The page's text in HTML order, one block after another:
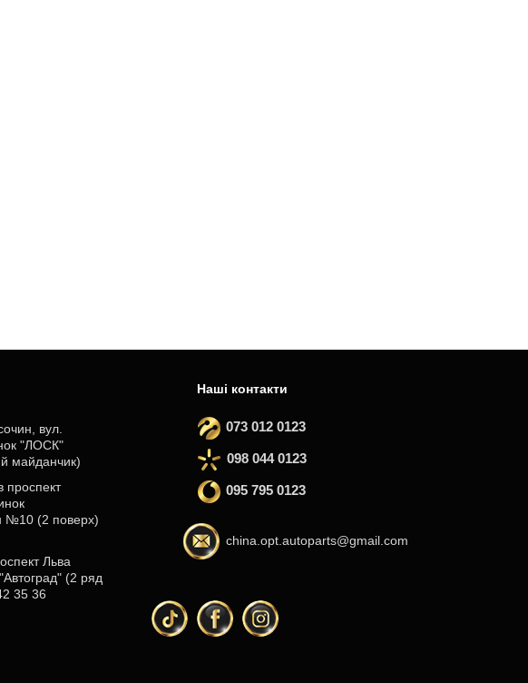
вул.
"ЛОСК"
майданчик)
проспект
№10 (2 поверх)
Льва
(2 ряд
35 36
Наші контакти
073 012 0123
098 044 0123
095 795 0123
china.opt.autoparts@gmail.com